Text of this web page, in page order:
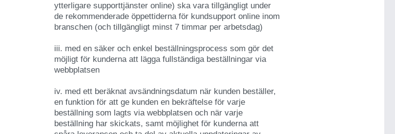
ytterligare supporttjänster online) ska vara tillgängligt under
de rekommenderade öppettiderna för kundsupport online inom
branschen (och tillgängligt minst 7 timmar per arbetsdag)
iii. med en säker och enkel beställningsprocess som gör det
möjligt för kunderna att lägga fullständiga beställningar via
webbplatsen
iv. med ett beräknat avsändningsdatum när kunden beställer,
en funktion för att ge kunden en bekräftelse för varje
beställning som lagts via webbplatsen och när varje
beställning har skickats, samt möjlighet för kunderna att